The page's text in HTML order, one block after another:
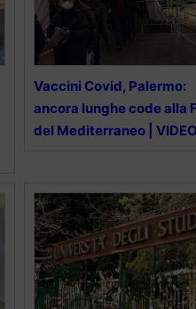
Vaccini Covid, Palermo:
ancora lunghe code alla
del Mediterraneo | VIDEO